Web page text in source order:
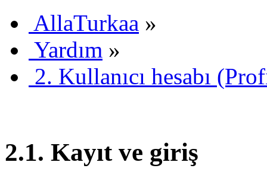
AllaTurkaa »
Yardım »
2. Kullanıcı hesabı
2.1. Kayıt ve giriş